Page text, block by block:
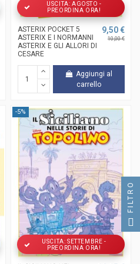
USCITA: AGOSTO -
PREORDINA ORA!
ASTERIX POCKET 5
ASTERIX E I NORMANNI
ASTERIX E GLI ALLORI DI
CESARE
9,50 €
10,00 €
Aggiungi al
carrello
-5%
USCITA: SETTEMBRE -
PREORDINA ORA!
FILTRO